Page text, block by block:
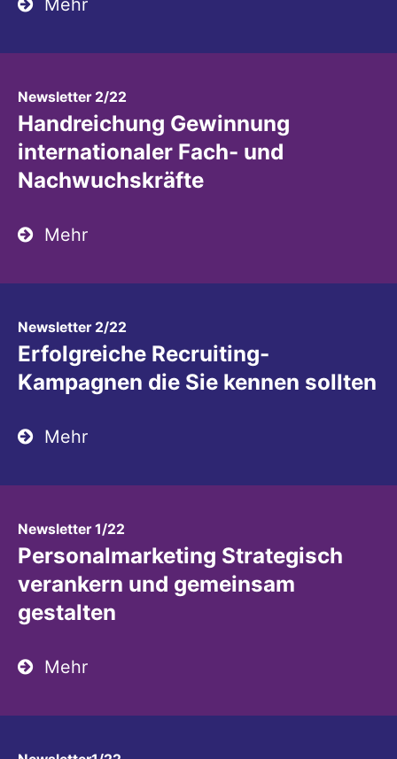
Newsletter 2/22
Handreichung Gewinnung
internationaler Fach- und
Nachwuchskräfte
Mehr
Newsletter 2/22
Erfolgreiche Recruiting-
Kampagnen die Sie kennen sollten
Mehr
Newsletter 1/22
Personalmarketing Strategisch
verankern und gemeinsam
gestalten
Mehr